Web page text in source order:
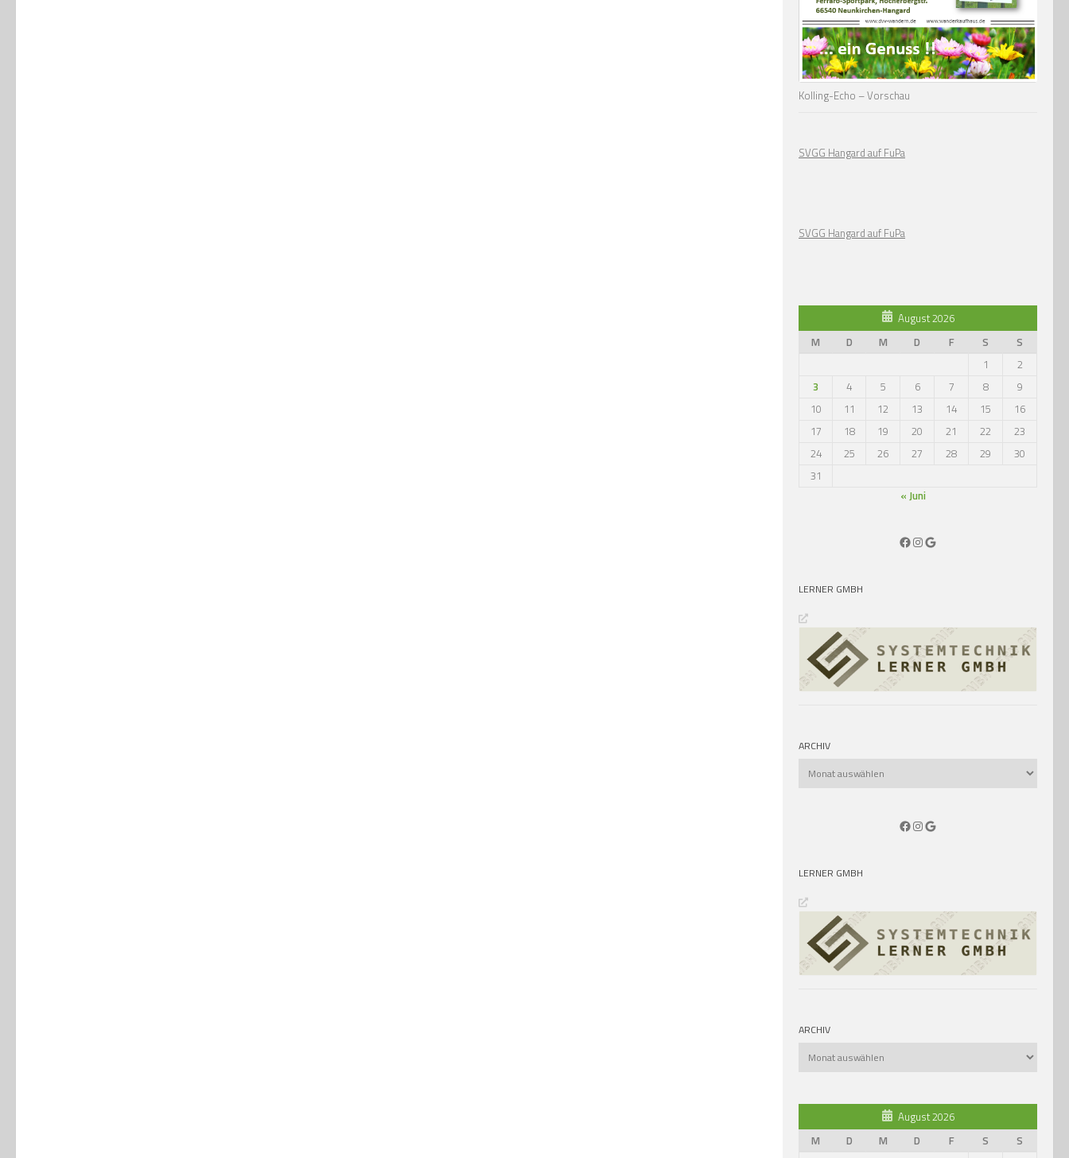
Kolling-Echo – Vorschau
SVGG Hangard auf FuPa
SVGG Hangard auf FuPa
August 2026
M
D M D F S
S
1
2
3
4 5 6 7 8
9
10
11 12 13 14 15
16
17
18 19 20 21 22
23
24
25 26 27 28 29
30
31
« Juni
Facebook
Instagram
Google
LERNER GMBH
ARCHIV
Facebook
Instagram
Google
LERNER GMBH
ARCHIV
August 2026
M
D M D F S
S